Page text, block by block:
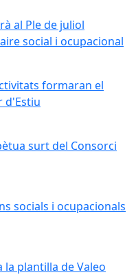
al Ple de juliol
al Ple de juliol
social i ocupacional
formaran el
formaran el
d'Estiu
surt del Consorci de
surt del Consorci
socials i ocupacionals
socials i ocupacionals
plantilla de Valeo
plantilla de Valeo